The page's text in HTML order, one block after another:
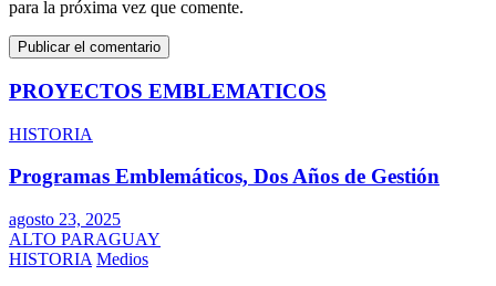
para la próxima vez que comente.
PROYECTOS EMBLEMATICOS
HISTORIA
Programas Emblemáticos, Dos Años de Gestión
agosto 23, 2025
ALTO PARAGUAY
HISTORIA Medios